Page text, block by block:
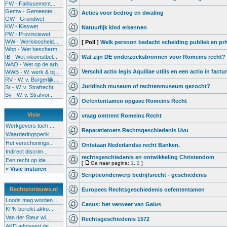
FW - Faillissement...
Gemw - Gemeente...
GW - Grondwet
KW - Kieswet
PW - Provinciewet
WW - Werkloosheid...
Wbp - Wet bescherm...
IB - Wet inkomstbel...
WAO - Wet op de arb..
WWB - W. werk & bij...
RV - W. v. Burgerlijk...
Sr - W. v. Strafrecht
Sv - W. v. Strafvor...
Visie
Werkgevers toch ...
Waarderingsperik...
Het verschonings...
Indirect discrim...
Een recht op ide...
» Visie insturen
Rechtennieuws.nl
Loods mag worden...
KPN bereikt akko...
Van der Steur wi...
Acties voor bedrog en dwaling
Natuurlijk kind erkennen
[ Poll ] Welk persoon bedacht scheiding publiek en
Wat zijn DE onderzoeksbronnen voor Romeins recht?
Verschil actio legis Aquiliae utilis en een actio in
Juridisch museum of rechtenmuseum gezocht?
Oefententamen opgave Romeins Recht
vraag omtrent Romeins Recht
Reparatietoets Rechtsgeschiedenis Uvu
Ontstaan Nederlandse recht Banken.
rechtsgeschiedenis en ontwikkeling Christendom
[ Ga naar pagina: 1 2 ]
Scriptieonderwerp bedrijfsrecht - geschiedenis
Europees Rechtsgeschiedenis oefententamen
Casus: het verweer van Gaius
Rechtsgeschiedenis 1572